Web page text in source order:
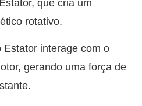
que cria um
rotativo.
interage com o
gerando uma força de